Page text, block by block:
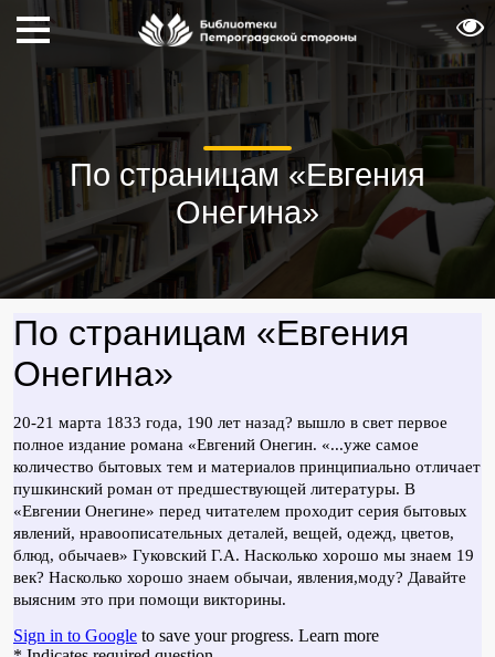
По страницам «Евгения
Онегина»